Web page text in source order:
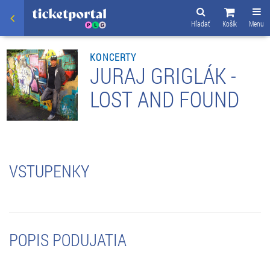
Menu
Košík
Hľadať
KONCERTY
JURAJ GRIGLÁK -
LOST AND FOUND
VSTUPENKY
POPIS PODUJATIA